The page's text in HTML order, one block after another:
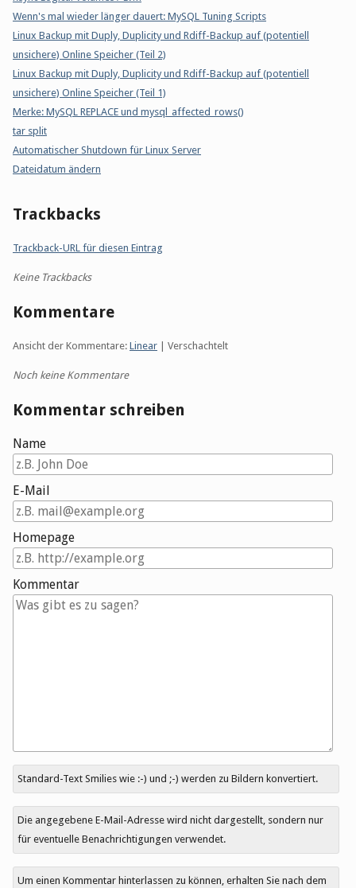
Wenn's mal wieder länger dauert: MySQL Tuning Scripts
Linux Backup mit Duply, Duplicity und Rdiff-Backup auf (potentiell
unsichere) Online Speicher (Teil 2)
Linux Backup mit Duply, Duplicity und Rdiff-Backup auf (potentiell
unsichere) Online Speicher (Teil 1)
Merke: MySQL REPLACE und mysql_affected_rows()
tar split
Automatischer Shutdown für Linux Server
Dateidatum ändern
Trackbacks
Trackback-URL für diesen Eintrag
Keine Trackbacks
Kommentare
Ansicht der Kommentare: Linear | Verschachtelt
Noch keine Kommentare
Kommentar schreiben
Name
E-Mail
Homepage
Kommentar
Antwort
zu
Standard-Text Smilies wie :-) und ;-) werden zu Bildern konvertiert.
Die angegebene E-Mail-Adresse wird nicht dargestellt, sondern nur
für eventuelle Benachrichtigungen verwendet.
Um einen Kommentar hinterlassen zu können, erhalten Sie nach dem